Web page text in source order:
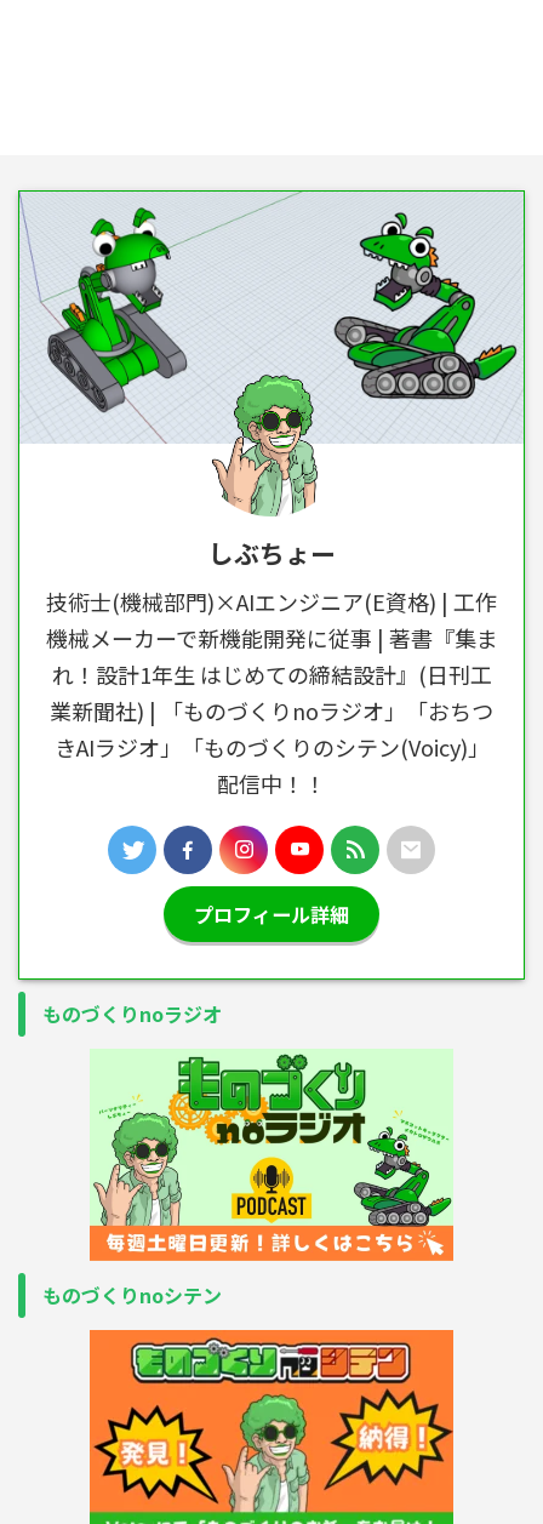
しぶちょー
技術士(機械部門)×AIエンジニア(E資格) | 工作
機械メーカーで新機能開発に従事 | 著書『集ま
れ！設計1年生 はじめての締結設計』(日刊工
業新聞社) | 「ものづくりnoラジオ」「おちつ
きAIラジオ」「ものづくりのシテン(Voicy)」
配信中！！
プロフィール詳細
ものづくりnoラジオ
ものづくりnoシテン